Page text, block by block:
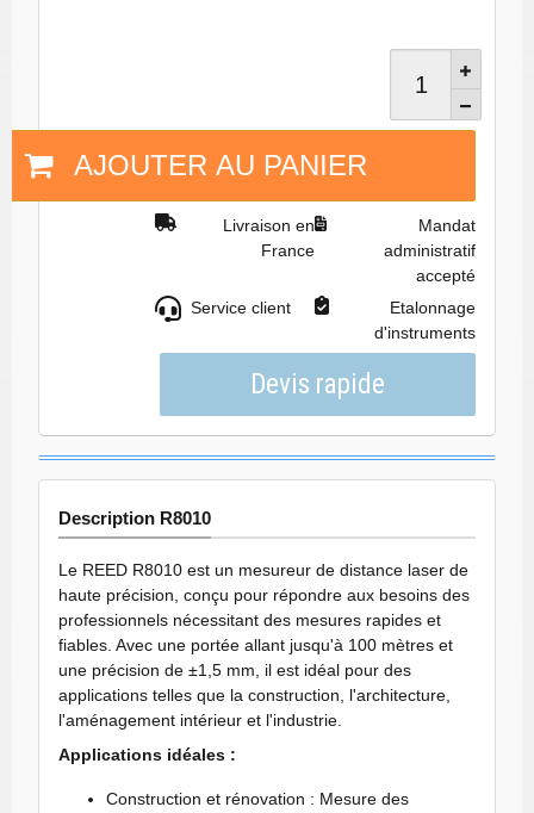
AJOUTER AU PANIER
Livraison en
France
Mandat
administratif
accepté
Service client
Etalonnage
d'instruments
Description R8010
Le REED R8010 est un mesureur de distance laser de
haute précision, conçu pour répondre aux besoins des
professionnels nécessitant des mesures rapides et
fiables. Avec une portée allant jusqu'à 100 mètres et
une précision de ±1,5 mm, il est idéal pour des
applications telles que la construction, l'architecture,
l'aménagement intérieur et l'industrie.
Applications idéales :
Construction et rénovation : Mesure des